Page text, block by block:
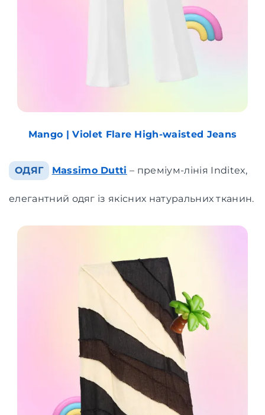
Mango | Violet Flare High-waisted Jeans
ОДЯГ Massimo Dutti – преміум-лінія Inditex,
елегантний одяг із якісних натуральних тканин.